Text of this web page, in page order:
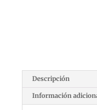
Descripción
Información